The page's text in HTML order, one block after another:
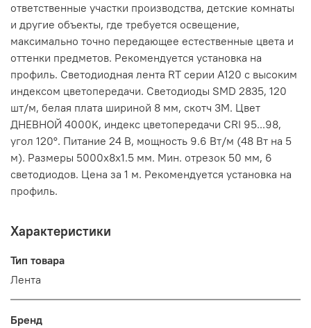
ответственные участки производства, детские комнаты
и другие объекты, где требуется освещение,
максимально точно передающее естественные цвета и
оттенки предметов. Рекомендуется установка на
профиль. Светодиодная лента RT серии A120 с высоким
индексом цветопередачи. Светодиоды SMD 2835, 120
шт/м, белая плата шириной 8 мм, скотч 3М. Цвет
ДНЕВНОЙ 4000K, индекс цветопередачи CRI 95...98,
угол 120°. Питание 24 В, мощность 9.6 Вт/м (48 Вт на 5
м). Размеры 5000х8х1.5 мм. Мин. отрезок 50 мм, 6
светодиодов. Цена за 1 м. Рекомендуется установка на
профиль.
Характеристики
Тип товара
Лента
Бренд